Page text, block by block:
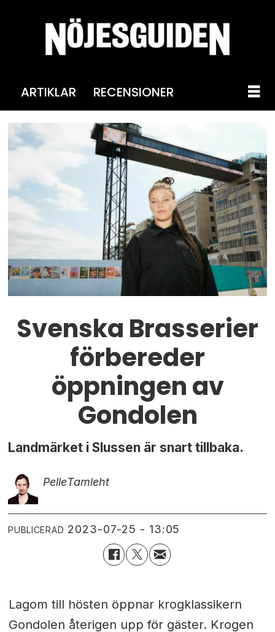
ARTIKLAR RECENSIONER
Svenska Brasserier
förbereder
öppningen av
Gondolen
Landmärket i Slussen är snart tillbaka.
PelleTamleht
PUBLICERAD 2023-07-25 - 13:05
Lagom till hösten öppnar krogklassikern
Gondolen återigen upp för gäster. Krogen